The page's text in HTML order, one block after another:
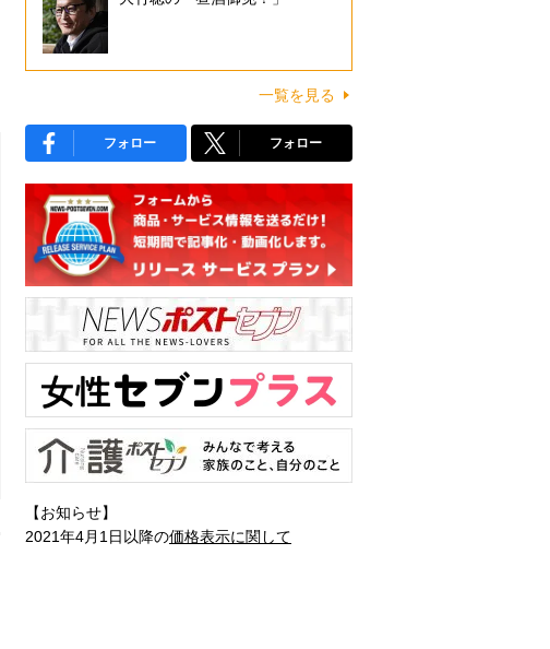
一覧を見る
フォロー フォロー
【お知らせ】
2021年4月1日以降の価格表示に関して